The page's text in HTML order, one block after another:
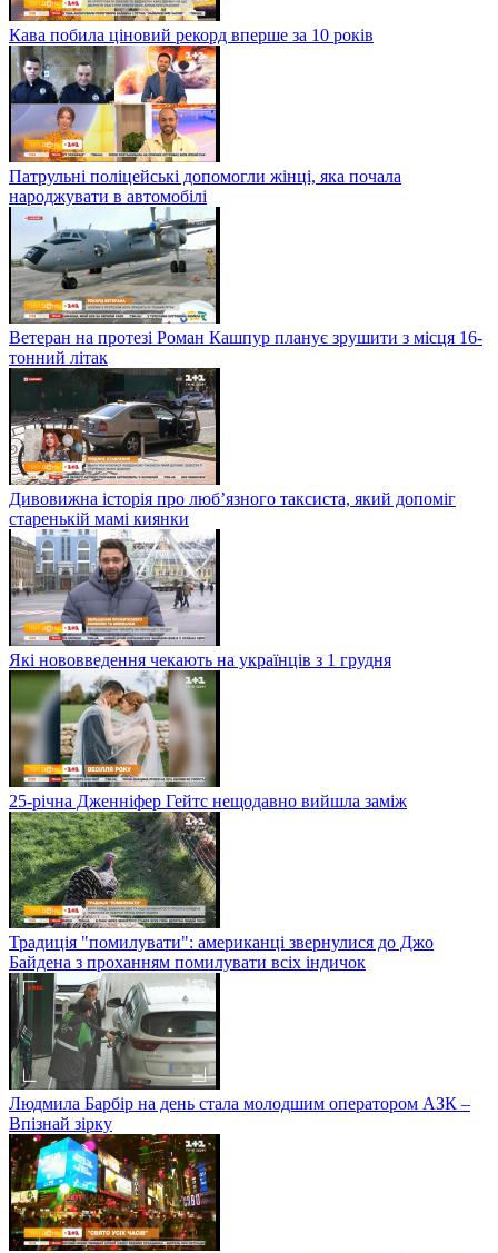
Кава побила ціновий рекорд вперше за 10 років
Патрульні поліцейські допомогли жінці, яка почала
народжувати в автомобілі
Ветеран на протезі Роман Кашпур планує зрушити з місця 16-
тонний літак
Дивовижна історія про люб’язного таксиста, який допоміг
старенькій мамі киянки
Які нововведення чекають на українців з 1 грудня
25-річна Дженніфер Гейтс нещодавно вийшла заміж
Традиція "помилувати": американці звернулися до Джо
Байдена з проханням помилувати всіх індичок
Людмила Барбір на день стала молодшим оператором АЗК –
Впізнай зірку